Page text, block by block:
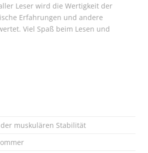
Leser wird die Wertigkeit der
Erfahrungen und andere
Viel Spaß beim Lesen und
muskulären Stabilität